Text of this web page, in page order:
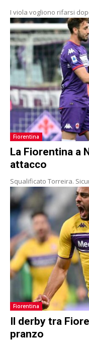
I viola vogliono rifarsi
Fiorentina
La Fiorentina a
attacco
Squalificato Torreira.
Fiorentina
Il derby tra
pranzo